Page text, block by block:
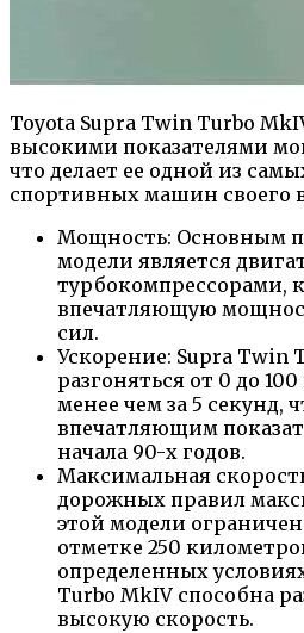
Toyota Supra Twin Turbo
высокими показателями
что делает ее одной из
спортивных машин своего
Мощность: Основным
модели является
турбокомпрессорами,
впечатляющую
сил.
Ускорение: Supra Twin
разгоняться от 0 до
менее чем за 5 секунд,
впечатляющим
начала 90-х годов.
Максимальная
дорожных правил
этой модели
отметке 250
определенных
Turbo MkIV способна
высокую скорость.